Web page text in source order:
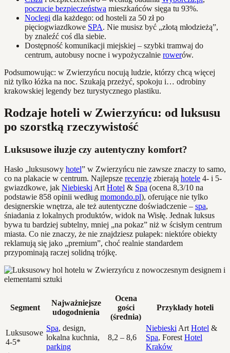
poczucie bezpieczeństwa mieszkańców sięga tu 93%.
Noclegi dla każdego: od hosteli za 50 zł po
pięciogwiazdkowe SPA. Nie musisz być „złotą młodzieżą”,
by znaleźć coś dla siebie.
Dostępność komunikacji miejskiej – szybki tramwaj do
centrum, autobusy nocne i wypożyczalnie rowerów.
Podsumowując: w Zwierzyńcu nocują ludzie, którzy chcą więcej
niż tylko łóżka na noc. Szukają przeżyć, spokoju i… odrobiny
krakowskiej legendy bez turystycznego plastiku.
Rodzaje hoteli w Zwierzyńcu: od luksusu
po szorstką rzeczywistość
Luksusowe iluzje czy autentyczny komfort?
Hasło „luksusowy hotel” w Zwierzyńcu nie zawsze znaczy to samo,
co na plakacie w centrum. Najlepsze recenzje zbierają hotele 4- i 5-
gwiazdkowe, jak Niebieski Art Hotel & Spa (ocena 8,3/10 na
podstawie 858 opinii według momondo.pl), oferujące nie tylko
designerskie wnętrza, ale też autentyczne doświadczenie – spa,
śniadania z lokalnych produktów, widok na Wisłę. Jednak luksus
bywa tu bardziej subtelny, mniej „na pokaz” niż w ścisłym centrum
miasta. Co nie znaczy, że nie znajdziesz pułapek: niektóre obiekty
reklamują się jako „premium”, choć realnie standardem
przypominają raczej solidną trójkę.
Segment
Najważniejsze
udogodnienia
Ocena
gości
(średnia)
Przykłady hoteli
Luksusowe
4-5*
Spa, design,
lokalna kuchnia,
parking
8,2 – 8,6
Niebieski Art Hotel &
Spa, Forest Hotel
Kraków